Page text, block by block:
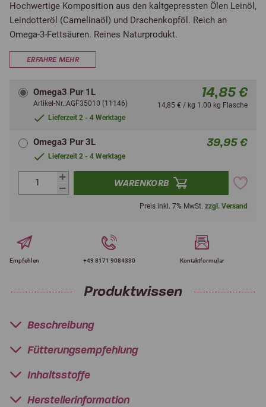
Hochwertige Komposition aus den kaltgepressten Ölen Leinöl,
Leindotteröl (Camelinaöl) und Drachenkopföl. Reich an
Omega-3-Fettsäuren. Reines Naturprodukt.
ERFAHRE MEHR
Omega3 Pur 1L
Artikel-Nr.:AGF35010 (11146)
Lieferzeit 2 - 4 Werktage
14,85 €
14,85 € / kg 1.00 kg Flasche
Omega3 Pur 3L
Lieferzeit 2 - 4 Werktage
39,95 €
WARENKORB
Preis inkl. 7% MwSt. zzgl. Versand
Empfehlen +49 8171 9084330 Kontaktformular
Produktwissen
Beschreibung
Fütterungsempfehlung
Inhaltsstoffe
Herstellerinformation